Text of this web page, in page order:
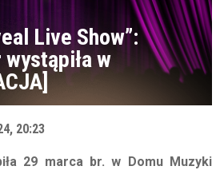
Live Show”:
w
20:23
29 marca br. w Domu Muzyki